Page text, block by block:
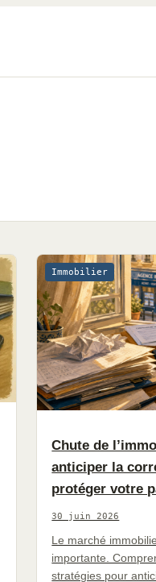
Immobilier
Chute de
anticiper la
protéger votre
30 juin 2026
Le marché
importante.
stratégies pour